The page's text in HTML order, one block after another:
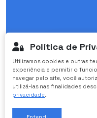
Site otimizado por:
Prezecor ©2026 -
Política de
Utilizamos cookies e outras
experiência e permitir o
navegar pelo site, você
utilizá-las nas finalidades
privacidade.
Olá! Vamos
conversa